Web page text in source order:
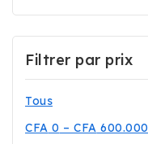
Filtrer par prix
Tous
CFA 0 – CFA 600.000